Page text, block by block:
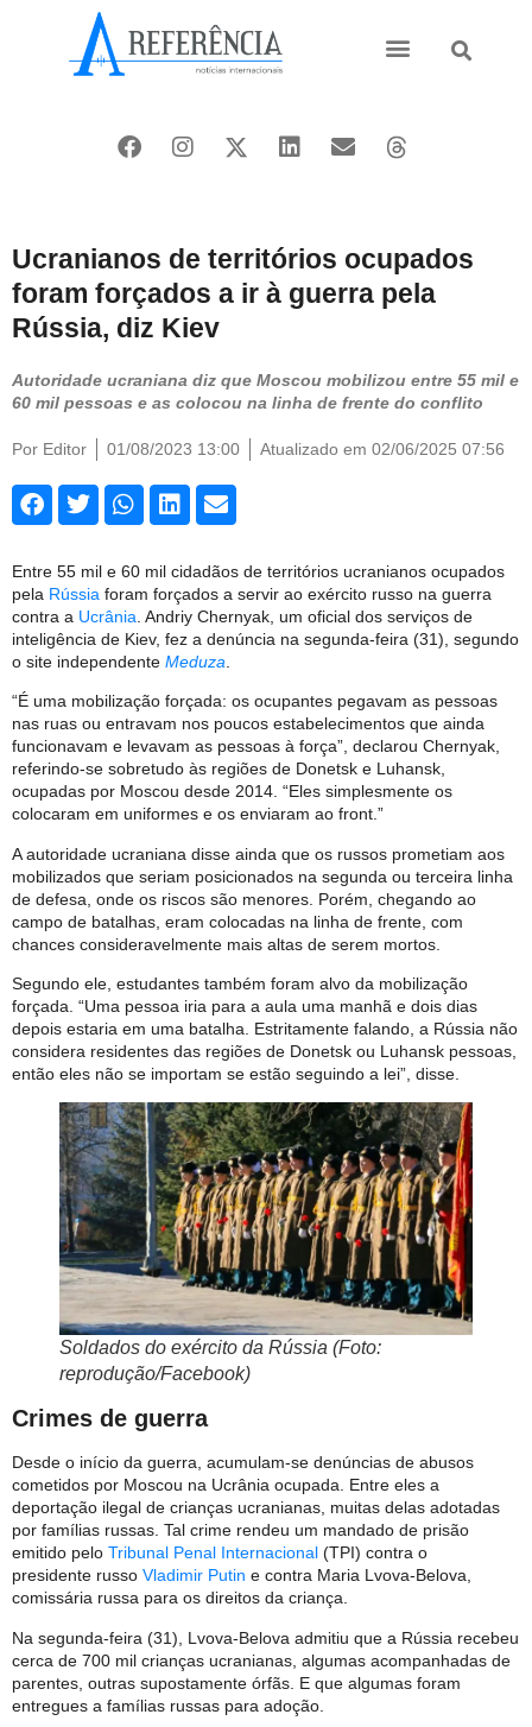
Ucranianos de territórios ocupados
foram forçados a ir à guerra pela
Rússia, diz Kiev
Autoridade ucraniana diz que Moscou mobilizou entre 55 mil e
60 mil pessoas e as colocou na linha de frente do conflito
Por Editor 01/08/2023 13:00 Atualizado em 02/06/2025 07:56
Entre 55 mil e 60 mil cidadãos de territórios ucranianos ocupados
pela Rússia foram forçados a servir ao exército russo na guerra
contra a Ucrânia . Andriy Chernyak, um oficial dos serviços de
inteligência de Kiev, fez a denúncia na segunda-feira (31), segundo
o site independente Meduza
“É uma mobilização forçada: os ocupantes pegavam as pessoas
nas ruas ou entravam nos poucos estabelecimentos que ainda
funcionavam e levavam as pessoas à força”, declarou Chernyak,
referindo-se sobretudo às regiões de Donetsk e Luhansk,
ocupadas por Moscou desde 2014. “Eles simplesmente os
colocaram em uniformes e os enviaram ao front.”
A autoridade ucraniana disse ainda que os russos prometiam aos
mobilizados que seriam posicionados na segunda ou terceira linha
de defesa, onde os riscos são menores. Porém, chegando ao
campo de batalhas, eram colocadas na linha de frente, com
chances consideravelmente mais altas de serem mortos.
Segundo ele, estudantes também foram alvo da mobilização
forçada. “Uma pessoa iria para a aula uma manhã e dois dias
depois estaria em uma batalha. Estritamente falando, a Rússia não
considera residentes das regiões de Donetsk ou Luhansk pessoas,
então eles não se importam se estão seguindo a lei”, disse.
Soldados do exército da Rússia (Foto:
reprodução/Facebook)
Crimes de guerra
Desde o início da guerra, acumulam-se denúncias de abusos
cometidos por Moscou na Ucrânia ocupada. Entre eles a
deportação ilegal de crianças ucranianas, muitas delas adotadas
por famílias russas. Tal crime rendeu um mandado de prisão
emitido pelo Tribunal Penal Internacional (TPI) contra o
presidente russo Vladimir Putin e contra Maria Lvova-Belova,
comissária russa para os direitos da criança.
Na segunda-feira (31), Lvova-Belova admitiu que a Rússia recebeu
cerca de 700 mil crianças ucranianas, algumas acompanhadas de
parentes, outras supostamente órfãs. E que algumas foram
entregues a famílias russas para adoção.